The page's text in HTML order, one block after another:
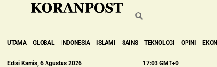
Edisi Kamis, 6 Agustus 2026 17:03 GMT+0
UTAMA GLOBAL INDONESIA ISLAMI SAINS TEKNOLOGI OPINI